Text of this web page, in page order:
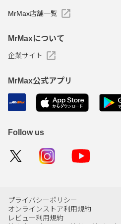
MrMax店舗一覧
MrMaxについて
企業サイト
MrMax公式アプリ
Follow us
プライバシーポリシー
オンラインストア利用規約
レビュー利用規約